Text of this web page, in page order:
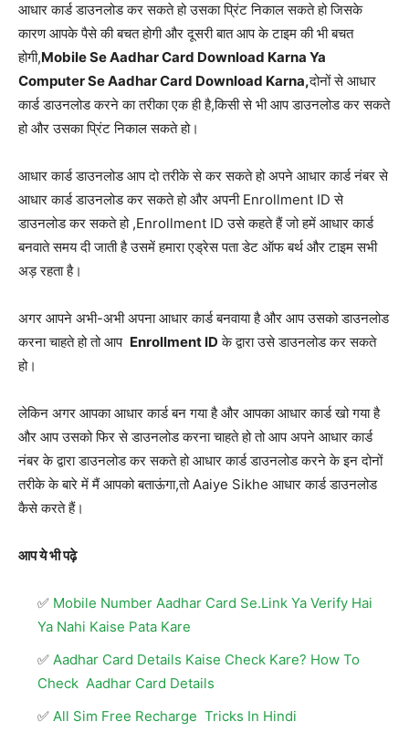
आधार कार्ड डाउनलोड कर सकते हो उसका प्रिंट निकाल सकते हो जिसके
कारण आपके पैसे की बचत होगी और दूसरी बात आप के टाइम की भी बचत
होगी,Mobile Se Aadhar Card Download Karna Ya
Computer Se Aadhar Card Download Karna,दोनों से आधार
कार्ड डाउनलोड करने का तरीका एक ही है,किसी से भी आप डाउनलोड कर सकते
हो और उसका प्रिंट निकाल सकते हो।
आधार कार्ड डाउनलोड आप दो तरीके से कर सकते हो अपने आधार कार्ड नंबर से
आधार कार्ड डाउनलोड कर सकते हो और अपनी Enrollment ID से
डाउनलोड कर सकते हो ,Enrollment ID उसे कहते हैं जो हमें आधार कार्ड
बनवाते समय दी जाती है उसमें हमारा एड्रेस पता डेट ऑफ बर्थ और टाइम सभी
अड़ रहता है।
अगर आपने अभी-अभी अपना आधार कार्ड बनवाया है और आप उसको डाउनलोड
करना चाहते हो तो आप Enrollment ID के द्वारा उसे डाउनलोड कर सकते
हो।
लेकिन अगर आपका आधार कार्ड बन गया है और आपका आधार कार्ड खो गया है
और आप उसको फिर से डाउनलोड करना चाहते हो तो आप अपने आधार कार्ड
नंबर के द्वारा डाउनलोड कर सकते हो आधार कार्ड डाउनलोड करने के इन दोनों
तरीके के बारे में मैं आपको बताऊंगा,तो Aaiye Sikhe आधार कार्ड डाउनलोड
कैसे करते हैं।
आप ये भी पढ़े
Mobile Number Aadhar Card Se.Link Ya Verify Hai
Ya Nahi Kaise Pata Kare
Aadhar Card Details Kaise Check Kare? How To
Check Aadhar Card Details
All Sim Free Recharge Tricks In Hindi